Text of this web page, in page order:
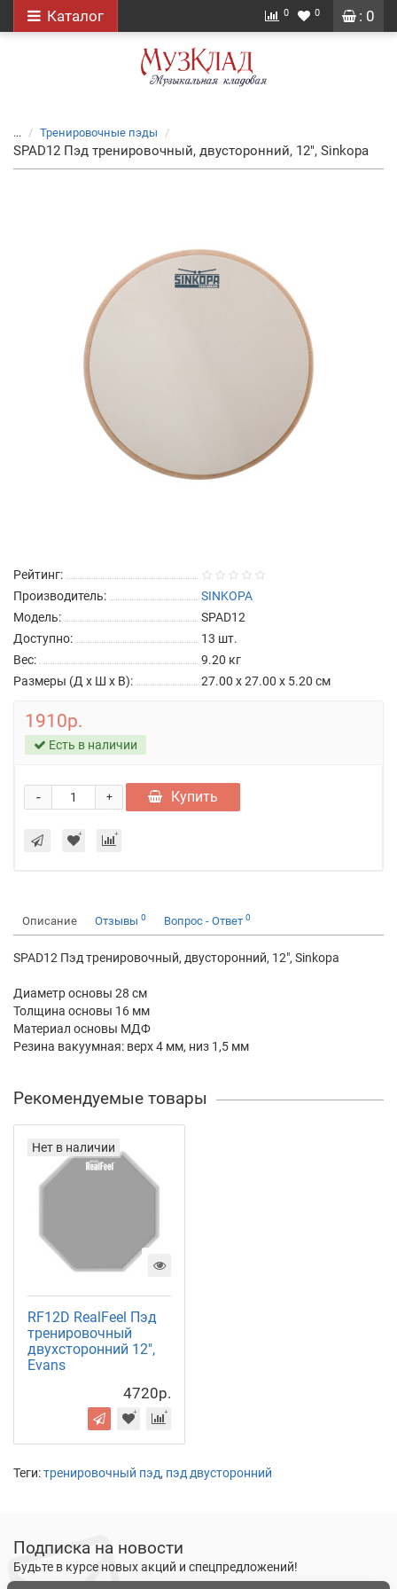
: 0
Каталог 0 0
... Тренировочные пэды
SPAD12 Пэд тренировочный, двусторонний, 12", Sinkopa
Рейтинг:
Производитель:
SINKOPA
Модель:
SPAD12
Доступно:
13 шт.
Вес:
9.20 кг
Размеры (Д x Ш x В):
27.00 x 27.00 x 5.20 см
1910р.
Есть в наличии
+
- Купить
Описание Отзывы 0 Вопрос - Ответ 0
SPAD12 Пэд тренировочный, двусторонний, 12", Sinkopa
Диаметр основы 28 см
Толщина основы 16 мм
Материал основы МДФ
Резина вакуумная: верх 4 мм, низ 1,5 мм
Рекомендуемые товары
Нет в наличии
RF12D RealFeel Пэд
тренировочный
двухсторонний 12",
Evans
4720р.
Теги:тренировочный пэд, пэд двусторонний
Подписка на новости
Будьте в курсе новых акций и спецпредложений!